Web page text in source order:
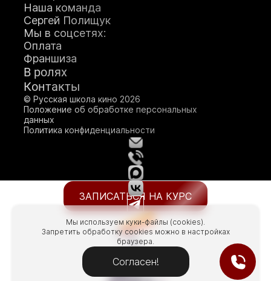
Мы используем куки-файлы (cookies).
Запретить обработку cookies можно в настройках
браузера.
Согласен!
ЗАПИСАТЬСЯ НА КУРС
О школе кино
Генеральный продюсер
Яна Ламберт
Наша команда
Сергей Полищук
Мы в соцсетях:
Оплата
Франшиза
В ролях
Контакты
© Русская школа кино 2026
Положение об обработке персональных
данных
Политика конфиденциальности